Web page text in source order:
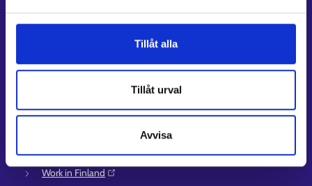
Tillåt alla
Tillåt urval
Avvisa
Anvisningar för avsnitten E-tjänster och Min karriärstig
Mer information
Arbets- och näringsministeriet⁠
Regionförvaltningens e-tjänst⁠
Kompetensstigen⁠
Work in Finland⁠